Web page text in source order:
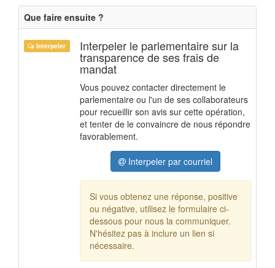
Que faire ensuite ?
Interpeler Interpeler le parlementaire sur la
transparence de ses frais de
mandat
Vous pouvez contacter directement le
parlementaire ou l'un de ses collaborateurs
pour recueillir son avis sur cette opération,
et tenter de le convaincre de nous répondre
favorablement.
Interpeler par courriel
Si vous obtenez une réponse, positive
ou négative, utilisez le formulaire ci-
dessous pour nous la communiquer.
N'hésitez pas à inclure un lien si
nécessaire.